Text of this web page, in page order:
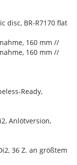
disc, BR-R7170 flat
160 mm //
160 mm //
Ready,
Anlötversion,
36 Z. an größtem